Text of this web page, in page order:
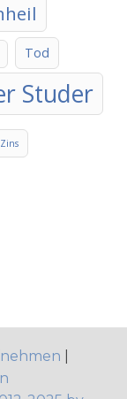
Tod
Studer
Zins